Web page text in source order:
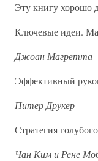
Эту книгу хорошо
Ключевые идеи.
Джоан Магретта
Эффективный
Питер Друкер
Стратегия
Чан Ким и Рене